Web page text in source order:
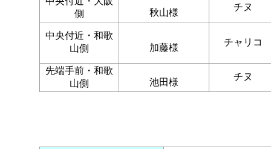
側
秋山様
チヌ
中央付近・和歌
山側
加藤様
チャリコ
先端手前・和歌
山側
池田様
チヌ